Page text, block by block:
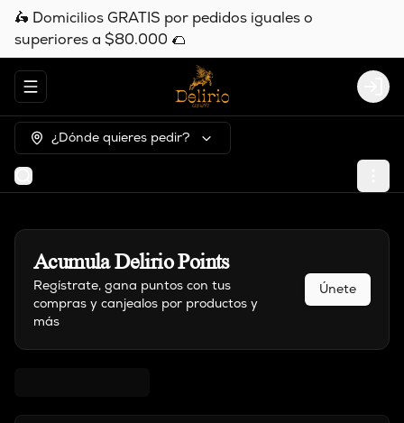
🛵 Domicilios GRATIS por pedidos iguales o
superiores a $80.000 🌮
Abrir menu de navegación
¿Dónde quieres pedir?
AcumulaDelirio Points
Regístrate, gana puntos con tus
compras y canjealos por productos y
más
Únete